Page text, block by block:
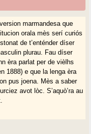
marmandesa que
orala mès serí curiós
de t’enténder díser
plurau. Fau díser
èra parlat per de vièlhs
1888) e que la lenga èra
pus joena. Mès a saber
avot lòc. S’aquò’ra au